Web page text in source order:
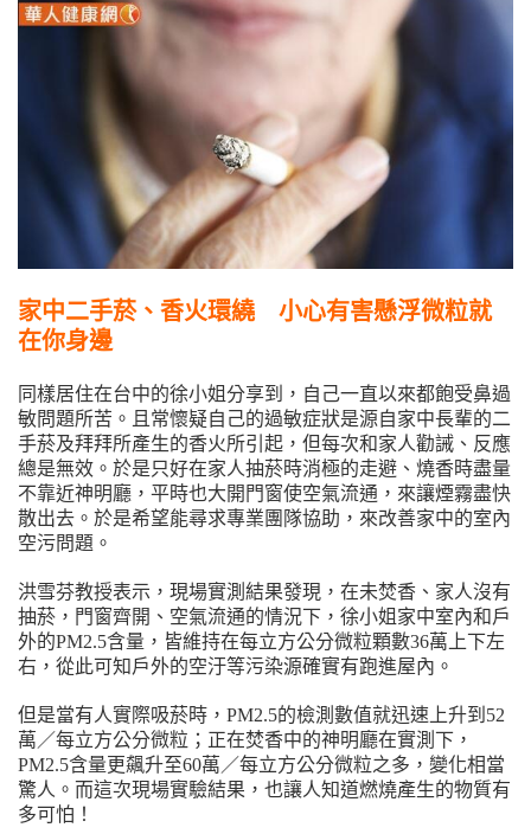
家中二手菸、香火環繞 小心有害懸浮微粒就
在你身邊
同樣居住在台中的徐小姐分享到，自己一直以來都飽受鼻過
敏問題所苦。且常懷疑自己的過敏症狀是源自家中長輩的二
手菸及拜拜所產生的香火所引起，但每次和家人勸誡、反應
總是無效。於是只好在家人抽菸時消極的走避、燒香時盡量
不靠近神明廳，平時也大開門窗使空氣流通，來讓煙霧盡快
散出去。於是希望能尋求專業團隊協助，來改善家中的室內
空污問題。
洪雪芬教授表示，現場實測結果發現，在未焚香、家人沒有
抽菸，門窗齊開、空氣流通的情況下，徐小姐家中室內和戶
外的PM2.5含量，皆維持在每立方公分微粒顆數36萬上下左
右，從此可知戶外的空汙等污染源確實有跑進屋內。
但是當有人實際吸菸時，PM2.5的檢測數值就迅速上升到52
萬／每立方公分微粒；正在焚香中的神明廳在實測下，
PM2.5含量更飆升至60萬／每立方公分微粒之多，變化相當
驚人。而這次現場實驗結果，也讓人知道燃燒產生的物質有
多可怕！